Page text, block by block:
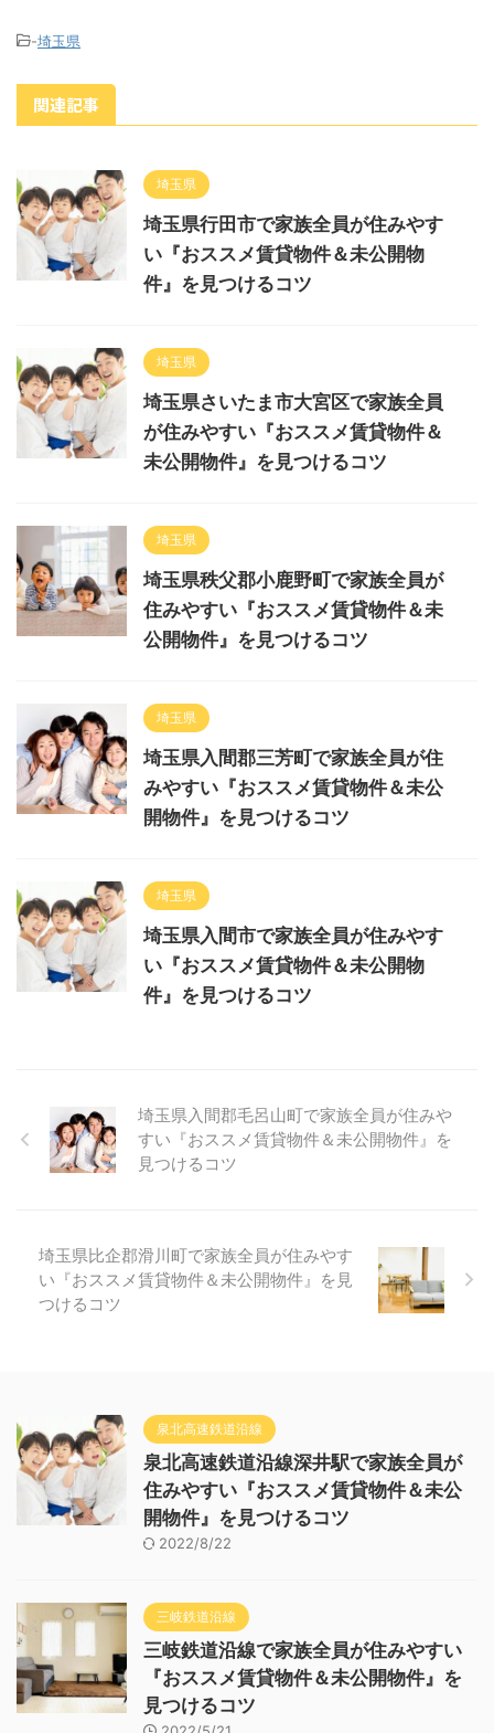
-埼玉県
関連記事
埼玉県
埼玉県行田市で家族全員が住みやす
い『おススメ賃貸物件＆未公開物
件』を見つけるコツ
埼玉県
埼玉県さいたま市大宮区で家族全員
が住みやすい『おススメ賃貸物件＆
未公開物件』を見つけるコツ
埼玉県
埼玉県秩父郡小鹿野町で家族全員が
住みやすい『おススメ賃貸物件＆未
公開物件』を見つけるコツ
埼玉県
埼玉県入間郡三芳町で家族全員が住
みやすい『おススメ賃貸物件＆未公
開物件』を見つけるコツ
埼玉県
埼玉県入間市で家族全員が住みやす
い『おススメ賃貸物件＆未公開物
件』を見つけるコツ
埼玉県入間郡毛呂山町で家族全員が住みや
すい『おススメ賃貸物件＆未公開物件』を
見つけるコツ
埼玉県比企郡滑川町で家族全員が住みやす
い『おススメ賃貸物件＆未公開物件』を見
つけるコツ
泉北高速鉄道沿線
泉北高速鉄道沿線深井駅で家族全員が
住みやすい『おススメ賃貸物件＆未公
開物件』を見つけるコツ
2022/8/22
三岐鉄道沿線
三岐鉄道沿線で家族全員が住みやすい
『おススメ賃貸物件＆未公開物件』を
見つけるコツ